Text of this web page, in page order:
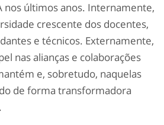
nos últimos anos. Internamente,
crescente dos docentes,
e técnicos. Externamente,
nas alianças e colaborações
e, sobretudo, naquelas
de forma transformadora